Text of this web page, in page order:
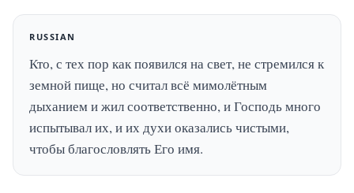
RUSSIAN
Кто, с тех пор как появился на свет, не стремился к
земной пище, но считал всё мимолётным
дыханием и жил соответственно, и Господь много
испытывал их, и их духи оказались чистыми,
чтобы благословлять Его имя.